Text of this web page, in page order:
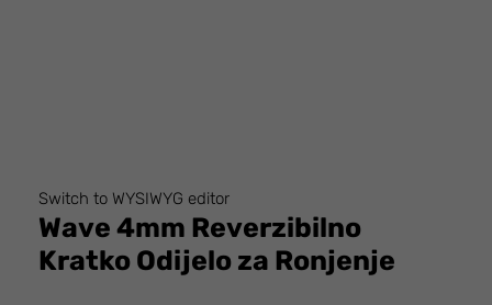
Switch to WYSIWYG editor
Wave 4mm Reverzibilno
Kratko Odijelo za Ronjenje